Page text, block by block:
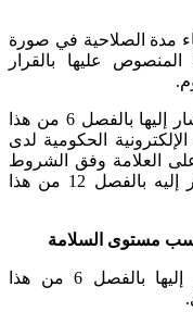
مدة الصلاحية في صورة
عليها بالقرار
يتعين على الهياكل المشار إليها بالفصل 6 من هذا
الحكومية لدى
العلامة وفق الشروط
الفنية المنصوص عليها بالقرار المشار إليه بالفصل 12 من هذا
مستوى السلامة
تخضع الهياكل المشار إليها بالفصل 6 من هذا